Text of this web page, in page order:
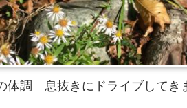
体調 息抜きにドライブしてき